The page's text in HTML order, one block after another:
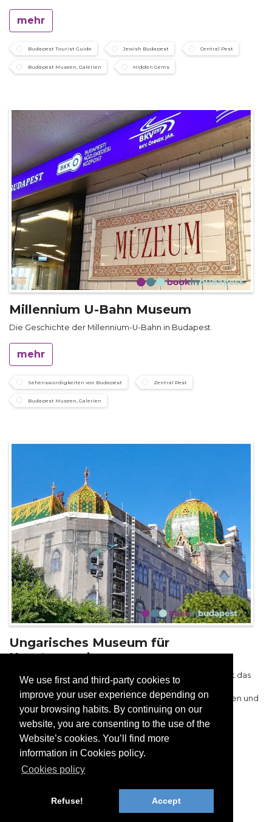
We use first and third-party cookies to
improve your user experience depending on
your browsing habits. By continuing on our
website, you are consenting to the use of the
Website’s cookies. You’ll find more
information in Cookies policy.
Cookies policy
Refuse! Accept
mehr
Budapest Tourist Guide Jewish Budapest Central Pest
Budapest Museen, Galerien Hidden Gems
Millennium U-Bahn Museum
Die Geschichte der Millennium-U-Bahn in Budapest.
mehr
Sehenswürdigkeiten von Budapest Zentral Pest
Budapest Museen, Galerien
Ungarisches Museum für
Kunstgewerbe
Ein einzigartiges Jugendstilgebäude auf der Pest Seite ist das
Ungarisches Museum für Kunstgewerbe. Es beherbergt
italienische, französische Möbelstücke, Barocke Goldwaren und
Keramiken.
mehr
Sehenswürdigkeiten von Budapest